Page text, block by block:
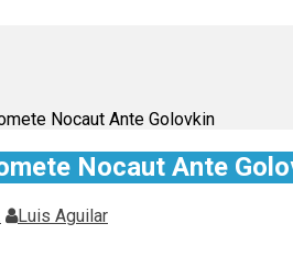
Nocaut Ante Golovkin
Nocaut Ante
Luis Aguilar